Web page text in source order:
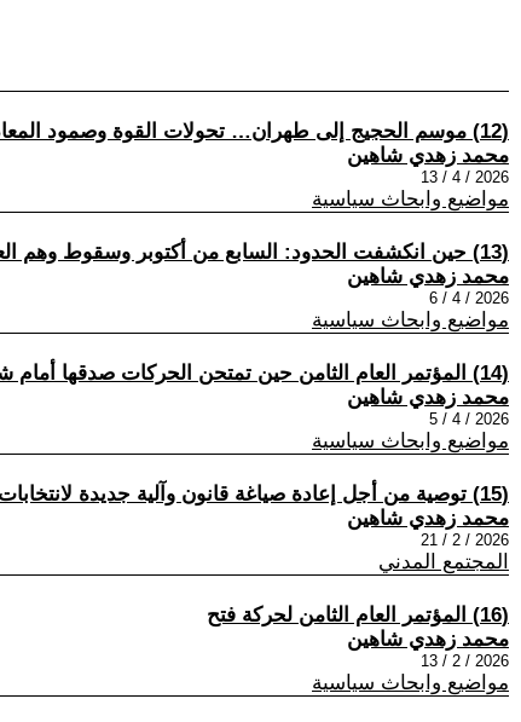
(12) موسم الحجيج إلى طهران… تحولات القوة وصمود المعادلات
محمد زهدي شاهين
2026 / 4 / 13
مواضيع وابحاث سياسية
(13) حين انكشفت الحدود: السابع من أكتوبر وسقوط وهم العدالة الدولية
محمد زهدي شاهين
2026 / 4 / 6
مواضيع وابحاث سياسية
(14) المؤتمر العام الثامن حين تمتحن الحركات صدقها أمام شعبها
محمد زهدي شاهين
2026 / 4 / 5
مواضيع وابحاث سياسية
(15) توصية من أجل إعادة صياغة قانون وآلية جديدة لانتخابات البلديات والهيئات المحلية في فلسطين وفقا لنظامنا الاجتماعي
محمد زهدي شاهين
2026 / 2 / 21
المجتمع المدني
(16) المؤتمر العام الثامن لحركة فتح
محمد زهدي شاهين
2026 / 2 / 13
مواضيع وابحاث سياسية